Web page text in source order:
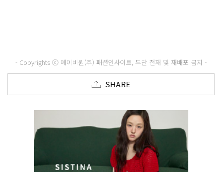
- Copyrights ⓒ 메이비원(주) 패션인사이트, 무단 전재 및 재배포 금지 -
SHARE